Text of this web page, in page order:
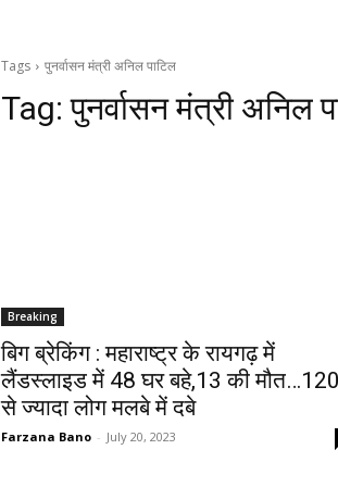
Tags पुनर्वासन मंत्री अनिल पाटिल
Tag:पुनर्वासन मंत्री अनिल
Breaking
बिग ब्रेकिंग : महाराष्ट्र के रायगढ़ में
लैंडस्लाइड में 48 घर बहे,13 की मौत…120
से ज्यादा लोग मलबे में दबे
Farzana Bano - July 20, 2023